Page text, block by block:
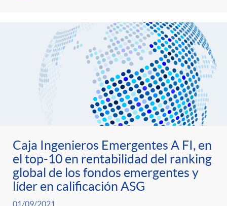
s
C
a
o
s
Caja Ingenieros Emergentes A FI, en
el top-10 en rentabilidad del ranking
global de los fondos emergentes y
líder en calificación ASG
01/09/2021